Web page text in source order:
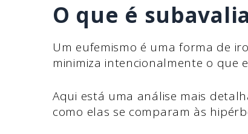
O que é
Um eufemismo é uma forma de
minimiza intencionalmente o que
Aqui está uma análise mais
como elas se comparam às